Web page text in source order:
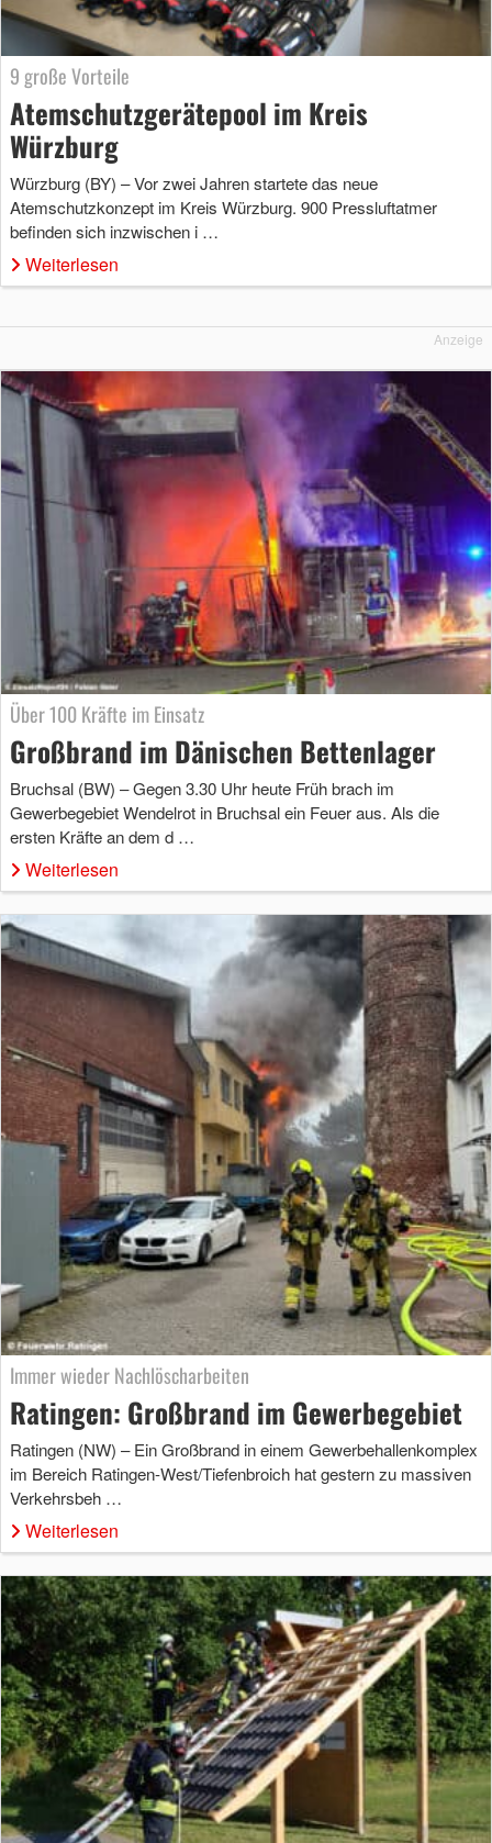
9 große Vorteile
Atemschutzgerätepool im Kreis
Würzburg
Würzburg (BY) – Vor zwei Jahren startete das neue
Atemschutzkonzept im Kreis Würzburg. 900 Pressluftatmer
befinden sich inzwischen i …
Weiterlesen
Anzeige
Über 100 Kräfte im Einsatz
Großbrand im Dänischen Bettenlager
Bruchsal (BW) – Gegen 3.30 Uhr heute Früh brach im
Gewerbegebiet Wendelrot in Bruchsal ein Feuer aus. Als die
ersten Kräfte an dem d …
Weiterlesen
Immer wieder Nachlöscharbeiten
Ratingen: Großbrand im Gewerbegebiet
Ratingen (NW) – Ein Großbrand in einem Gewerbehallenkomplex
im Bereich Ratingen-West/Tiefenbroich hat gestern zu massiven
Verkehrsbeh …
Weiterlesen